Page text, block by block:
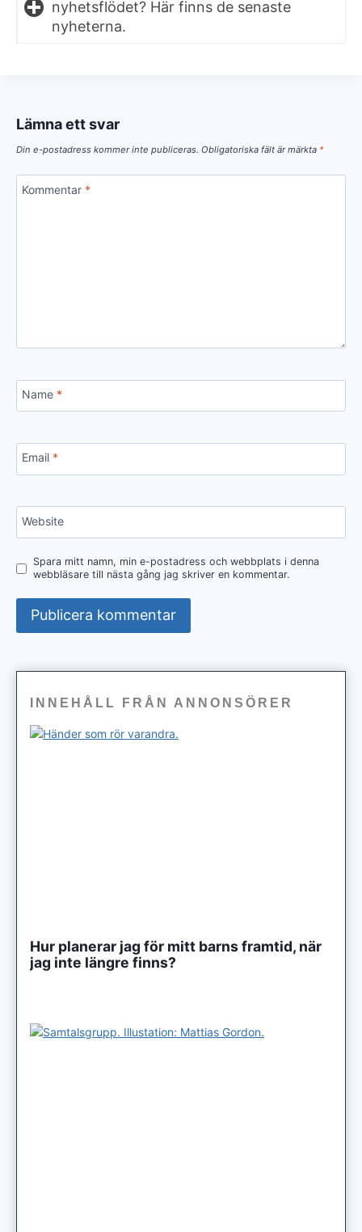
nyhetsflödet? Här finns de senaste
nyheterna.
Lämna ett svar
Din e-postadress kommer inte publiceras. Obligatoriska fält är märkta *
Kommentar *
Name *
Email *
Website
Spara mitt namn, min e-postadress och webbplats i denna
webbläsare till nästa gång jag skriver en kommentar.
INNEHÅLL FRÅN ANNONSÖRER
Hur planerar jag för mitt barns framtid, när
jag inte längre finns?